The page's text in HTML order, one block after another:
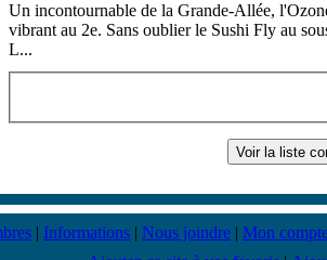
Un incontournable de la Grande-Allée,
vibrant au 2e. Sans oublier le Sushi Fly au
L...
| Informations | Nous joindre | Mon